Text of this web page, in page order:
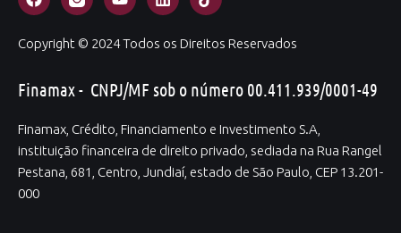
Copyright © 2024 Todos os Direitos Reservados
Finamax - CNPJ/MF sob o número 00.411.939/0001-49
Finamax, Crédito, Financiamento e Investimento S.A,
instituição financeira de direito privado, sediada na Rua Rangel
Pestana, 681, Centro, Jundiaí, estado de São Paulo, CEP 13.201-
000